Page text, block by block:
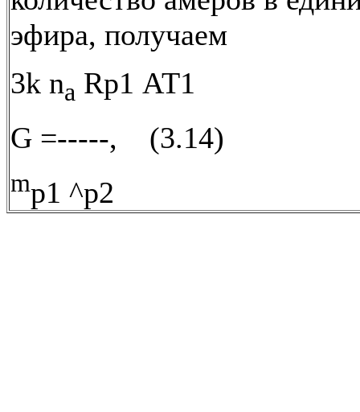
эфира, получаем
3k na Rp1 АТ1
G =-----, (3.14)
mp1 ^p2